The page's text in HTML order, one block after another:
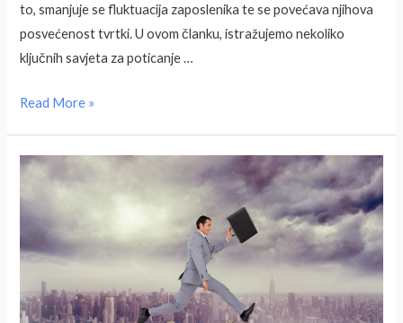
to, smanjuje se fluktuacija zaposlenika te se povećava njihova
posvećenost tvrtki. U ovom članku, istražujemo nekoliko
ključnih savjeta za poticanje …
Savjeti
na
radnom
Read More »